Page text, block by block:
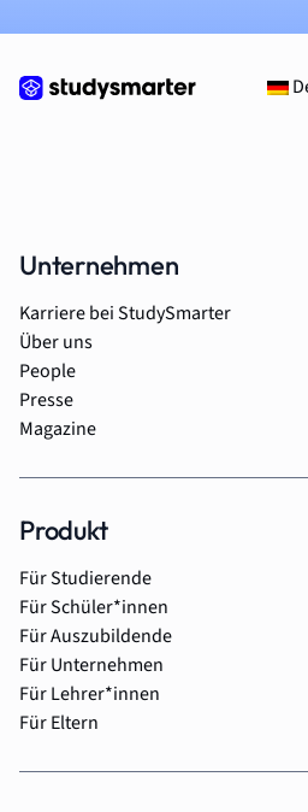
Unternehmen
Karriere bei StudySmarter
Über uns
People
Presse
Magazine
Produkt
Für Studierende
Für Schüler*innen
Für Auszubildende
Für Unternehmen
Für Lehrer*innen
Für Eltern